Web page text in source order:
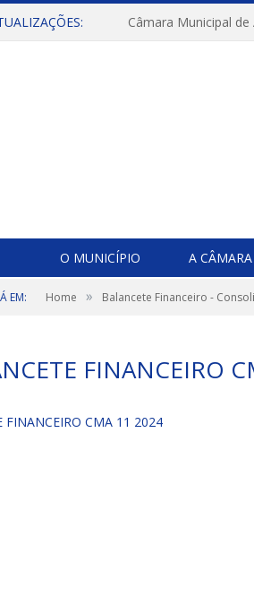
O MUNICÍPIO A CÂMARA
EM: Home » Balancete Financeiro -
FINANCEIRO
FINANCEIRO CMA 11 2024